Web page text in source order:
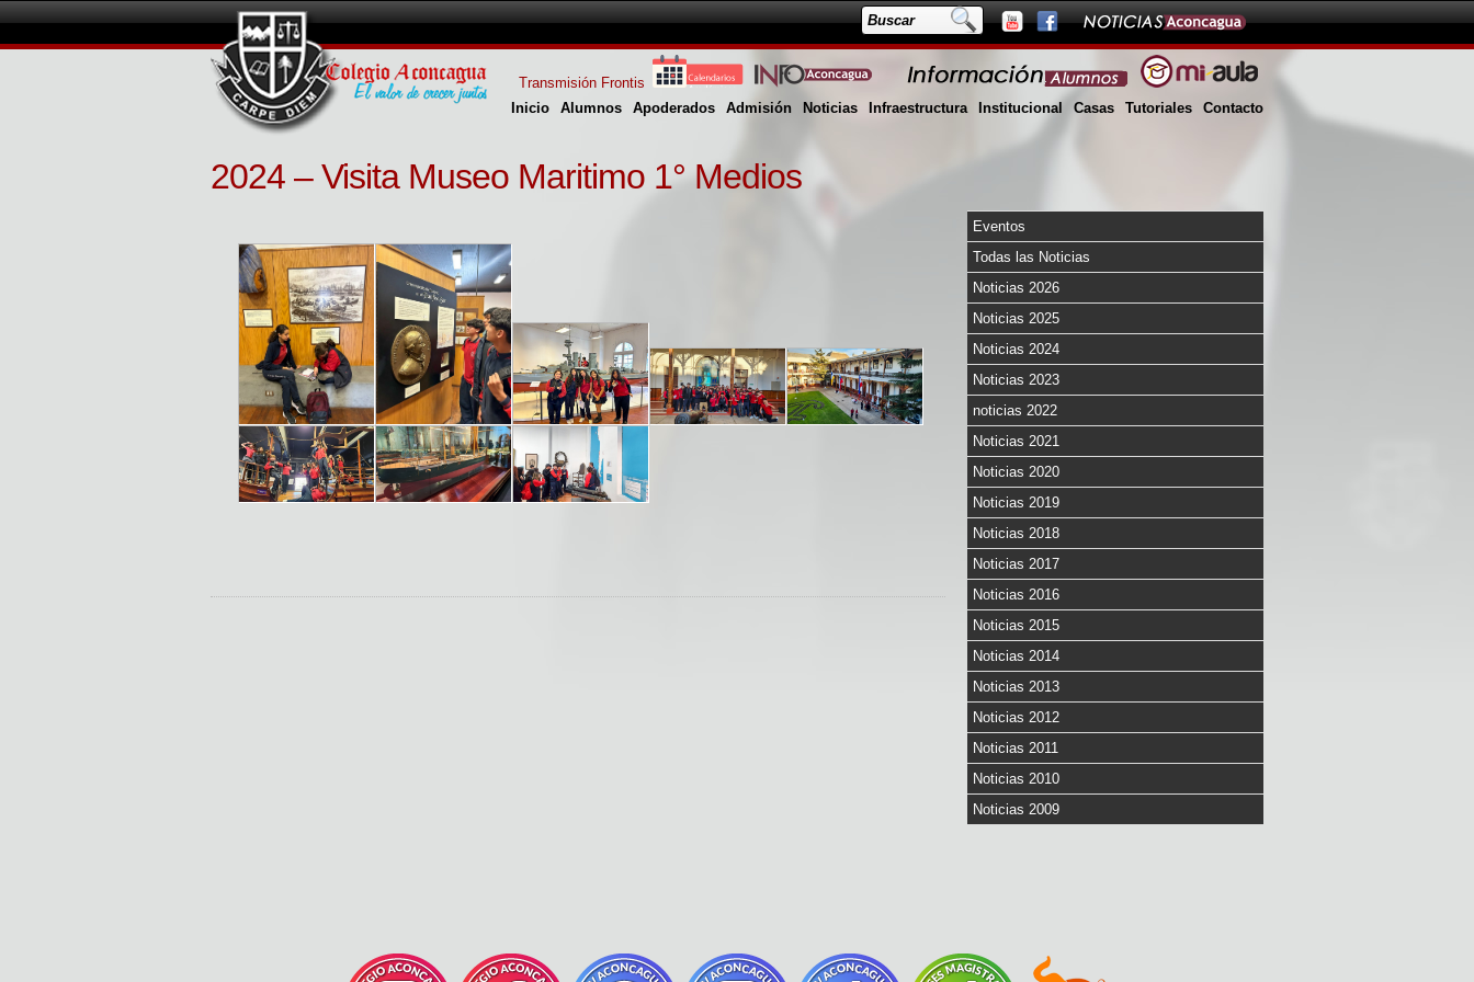
Inicio Alumnos Apoderados Admisión Noticias Infraestructura Institucional Casas Tutoriales Contacto
Transmisión Frontis
2024 – Visita Museo Maritimo 1° Medios
Eventos
Todas las Noticias
Noticias 2026
Noticias 2025
Noticias 2024
Noticias 2023
noticias 2022
Noticias 2021
Noticias 2020
Noticias 2019
Noticias 2018
Noticias 2017
Noticias 2016
Noticias 2015
Noticias 2014
Noticias 2013
Noticias 2012
Noticias 2011
Noticias 2010
Noticias 2009